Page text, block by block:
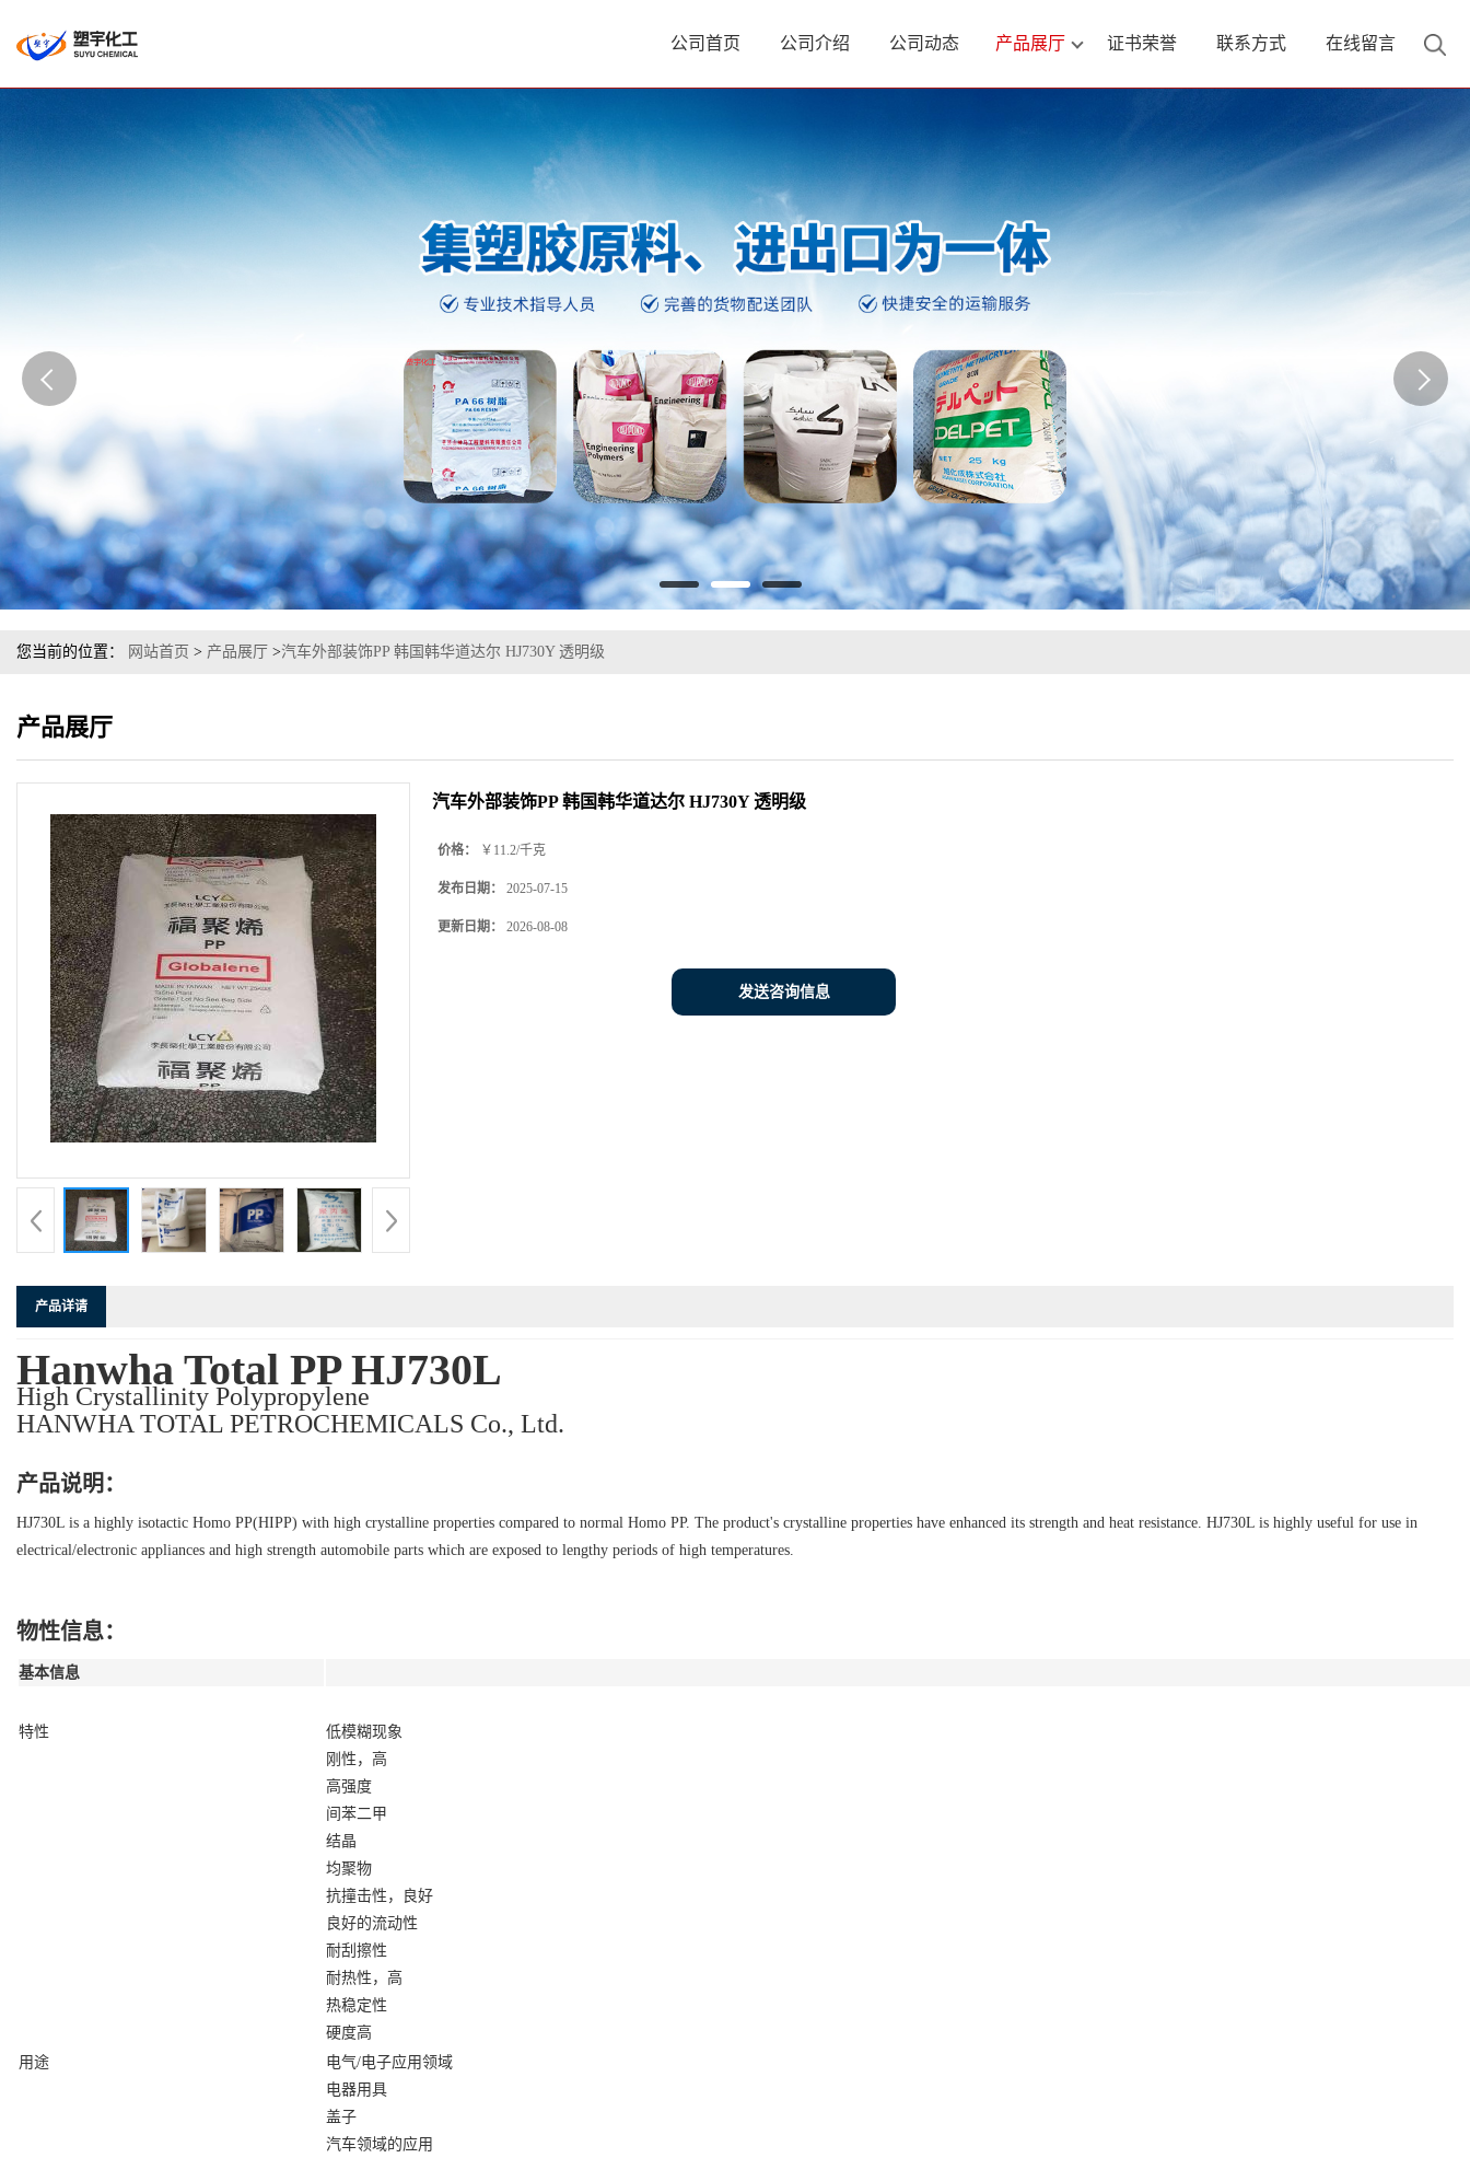
公司首页 公司介绍 公司动态 产品展厅 证书荣誉 联系方式 在线留言
您当前的位置： 网站首页 > 产品展厅 >汽车外部装饰PP 韩国韩华道达尔 HJ730Y 透明级
产品展厅
汽车外部装饰PP 韩国韩华道达尔 HJ730Y 透明级
价格： ￥11.2/千克
发布日期： 2025-07-15
更新日期： 2026-08-08
发送咨询信息
产品详请
Hanwha Total PP HJ730L
High Crystallinity Polypropylene
HANWHA TOTAL PETROCHEMICALS Co., Ltd.
产品说明：
HJ730L is a highly isotactic Homo PP(HIPP) with high crystalline properties compared to normal Homo PP. The product's crystalline properties have enhanced its strength and heat resistance. HJ730L is highly useful for use in
electrical/electronic appliances and high strength automobile parts which are exposed to lengthy periods of high temperatures.
物性信息：
基本信息
特性
低模糊现象
刚性，高
高强度
间苯二甲
结晶
均聚物
抗撞击性，良好
良好的流动性
耐刮擦性
耐热性，高
热稳定性
硬度高
用途
电气/电子应用领域
电器用具
盖子
汽车领域的应用